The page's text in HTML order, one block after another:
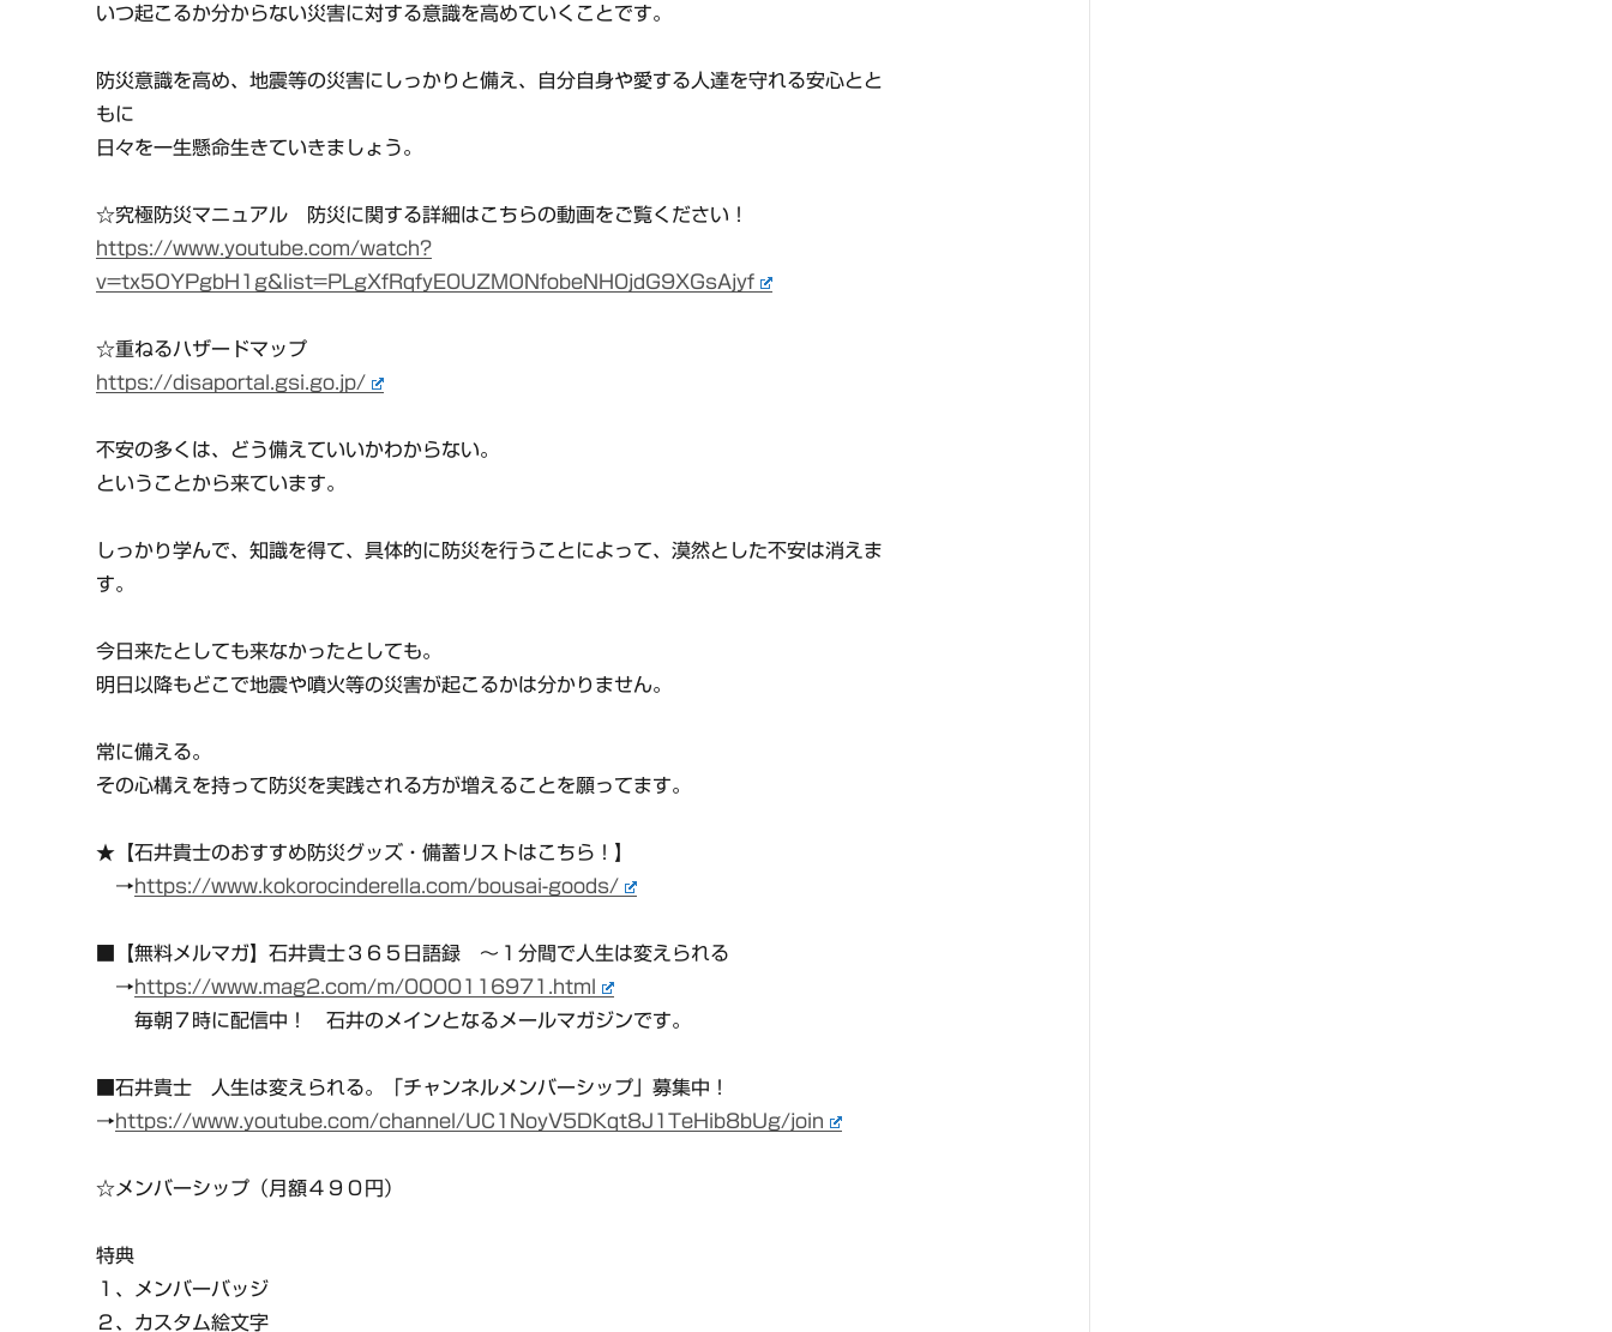
いつ起こるか分からない災害に対する意識を高めていくことです。
防災意識を高め、地震等の災害にしっかりと備え、自分自身や愛する人達を守れる安心とと
もに
日々を一生懸命生きていきましょう。
☆究極防災マニュアル 防災に関する詳細はこちらの動画をご覧ください！
https://www.youtube.com/watch?
v=tx5OYPgbH1g&list=PLgXfRqfyE0UZMONfobeNH0jdG9XGsAjyf
☆重ねるハザードマップ
https://disaportal.gsi.go.jp/
不安の多くは、どう備えていいかわからない。
ということから来ています。
しっかり学んで、知識を得て、具体的に防災を行うことによって、漠然とした不安は消えま
す。
今日来たとしても来なかったとしても。
明日以降もどこで地震や噴火等の災害が起こるかは分かりません。
常に備える。
その心構えを持って防災を実践される方が増えることを願ってます。
★【石井貴士のおすすめ防災グッズ・備蓄リストはこちら！】
→https://www.kokorocinderella.com/bousai-goods/
■【無料メルマガ】石井貴士３６５日語録 〜１分間で人生は変えられる
→https://www.mag2.com/m/0000116971.html
毎朝７時に配信中！ 石井のメインとなるメールマガジンです。
■石井貴士 人生は変えられる。「チャンネルメンバーシップ」募集中！
→https://www.youtube.com/channel/UC1NoyV5DKqt8J1TeHib8bUg/join
☆メンバーシップ（月額４９０円）
特典
１、メンバーバッジ
２、カスタム絵文字